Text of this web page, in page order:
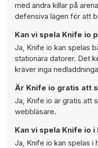
med andra killar på
defensiva lägen för att
Kan vi spela Knife io
Ja, Knife io kan spelas
stationära datorer. Det
kräver inga
Är Knife io gratis att
Ja, Knife io är gratis att
webbläsare.
Kan vi spela Knife io
Ja, Knife io kan spelas i